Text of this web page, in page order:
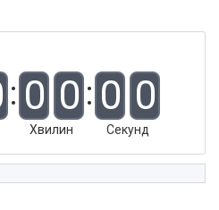
0 0
Хвилин
0 0
Секунд